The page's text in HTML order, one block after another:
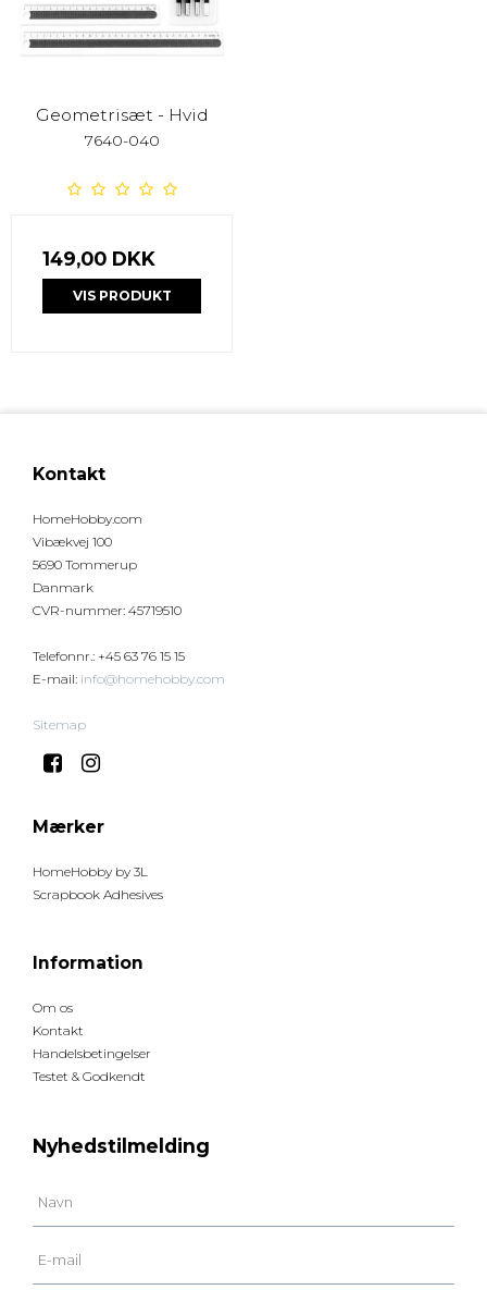
Geometrisæt - Hvid
7640-040
149,00 DKK
VIS PRODUKT
Kontakt
HomeHobby.com
Vibækvej 100
5690 Tommerup
Danmark
CVR-nummer: 45719510
Telefonnr.: +45 63 76 15 15
E-mail: info@homehobby.com
Sitemap
Mærker
HomeHobby by 3L
Scrapbook Adhesives
Information
Om os
Kontakt
Handelsbetingelser
Testet & Godkendt
Nyhedstilmelding